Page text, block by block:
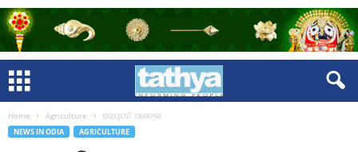
Home Agriculture ଶସ୍ୟହାନି ଆଶଙ୍କା
NEWS IN ODIA AGRICULTURE